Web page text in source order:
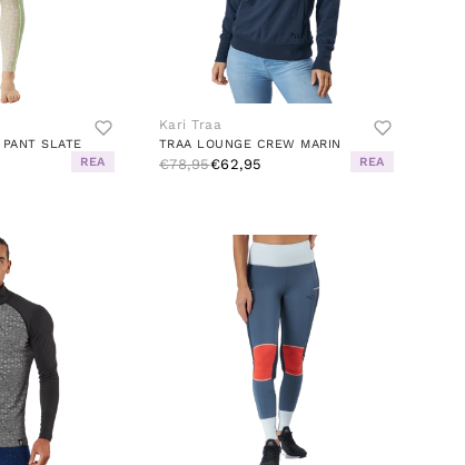
SLATE
REA
Kari Traa
TRAA LOUNGE CREW MARIN
€78,95€62,95 REA